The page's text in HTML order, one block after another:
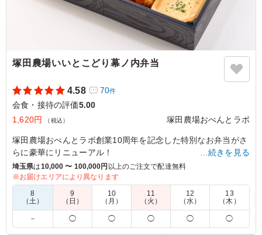
塚田農場いいとこどり幕ノ内弁当
4.58 70件
会食・接待の評価5.00
1,620円
（税込） 塚田農場おべんとラボ
塚田農場おべんとラボ創業10周年を記念した特別なお弁当がさ
らに豪華にリニューアル！
おかずに豪華に大人気の4品をラインナップ
・人気の自家製タルタルソースをたっぷり付けて召し上がる若
鶏のチキン南蛮
・長葱の甘み、食感と相性抜群な、炭薫る夢創鶏の炭火焼き
・適度な脂と旨味の強さが特徴的な、宮城県女川町のブランド
…続きを見る
埼玉県は10,000 〜 100,000円 以上のご注文で配達無料
※お届けエリアにより異なります
8
（土）
9
（日）
10
（月）
11
（火）
12
（水）
13
（木）
－ ◯ ◯ ◯ ◯ ◯